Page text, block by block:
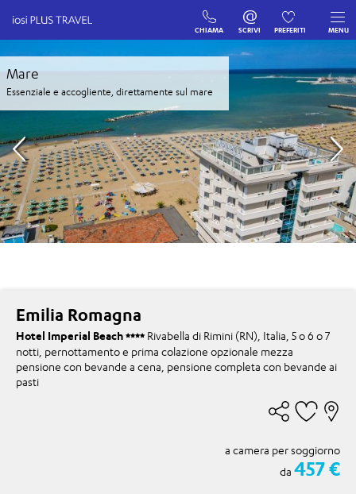
CHIAMA SCRIVI PREFERITI MENU
Mare
Essenziale e accogliente, direttamente sul mare
Emilia Romagna
Hotel Imperial Beach
Rivabella di Rimini (RN), Italia, 5 o 6 o 7
notti, pernottamento e prima colazione opzionale mezza
pensione con bevande a cena, pensione completa con bevande ai
pasti
a camera per soggiorno
da 457 €